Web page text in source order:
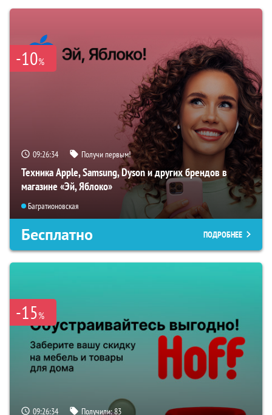
-10%
09:26:33 Получи первым!
Техника Apple, Samsung, Dyson и других брендов в
магазине «Эй, Яблоко»
Багратионовская
Бесплатно ПОДРОБНЕЕ
-15%
09:26:33 Получили:83